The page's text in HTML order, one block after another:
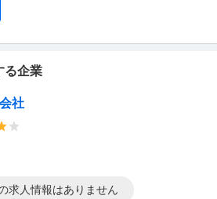
る企業
社
求人情報はありません